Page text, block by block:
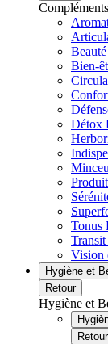
Bien-
Détox
Tonus
Vision
Hygiène et
Retour
Hygiène et
Retour